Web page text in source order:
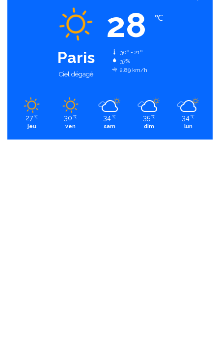
Paris
Ciel dégagé
28 ℃
30º - 21º
37%
2.89 km/h
27 ℃
jeu
30 ℃
ven
34 ℃
sam
35 ℃
dim
34 ℃
lun